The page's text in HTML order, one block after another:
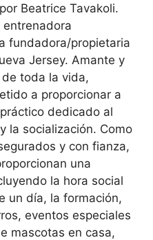
Beatrice Tavakoli.
entrenadora
fundadora/propietaria
Jersey. Amante y
toda la vida,
a proporcionar a
dedicado al
la socialización. Como
y con fianza,
una
la hora social
un día, la formación,
eventos especiales
mascotas en casa,